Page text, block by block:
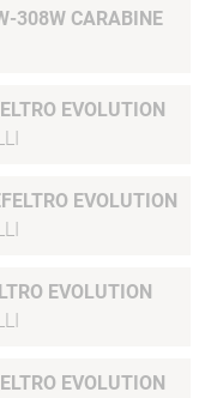
308W CARABINE
EVOLUTION
EVOLUTION
EVOLUTION
EVOLUTION